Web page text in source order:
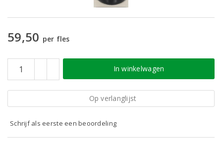
59,50 per fles
In winkelwagen
Op verlanglijst
Schrijf als eerste een beoordeling